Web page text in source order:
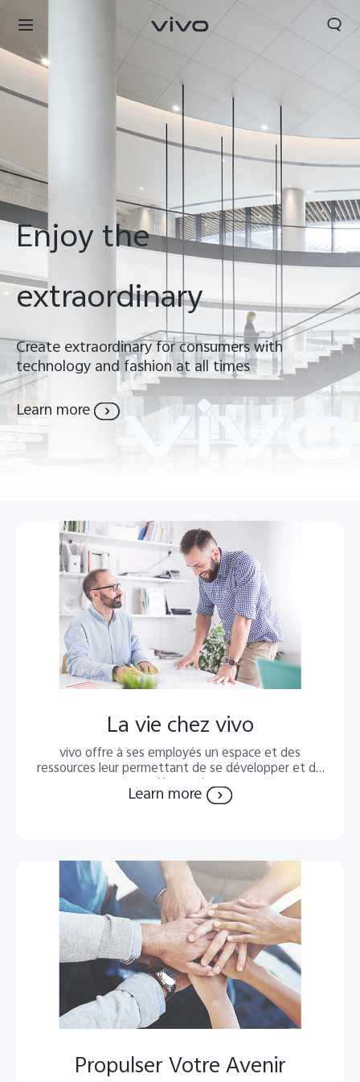
Tunisia | Veuillez sélectionner le pays/la région
Enjoy the
extraordinary
Create extraordinary for consumers with
technology and fashion at all times
Learn more
La vie chez vivo
vivo offre à ses employés un espace et des
ressources leur permettant de se développer et de
s'épanouir
Learn more
Propulser Votre Avenir